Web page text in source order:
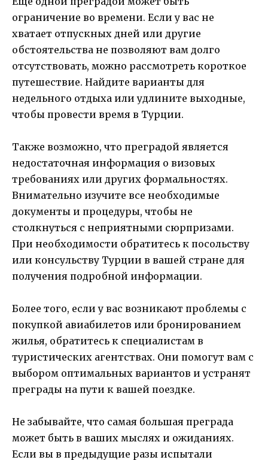
ограничение во времени. Если у вас не
хватает отпускных дней или другие
обстоятельства не позволяют вам долго
отсутствовать, можно рассмотреть короткое
путешествие. Найдите варианты для
недельного отдыха или удлините выходные,
чтобы провести время в Турции.
Также возможно, что преградой является
недостаточная информация о визовых
требованиях или других формальностях.
Внимательно изучите все необходимые
документы и процедуры, чтобы не
столкнуться с неприятными сюрпризами.
При необходимости обратитесь к посольству
или консульству Турции в вашей стране для
получения подробной информации.
Более того, если у вас возникают проблемы с
покупкой авиабилетов или бронированием
жилья, обратитесь к специалистам в
туристических агентствах. Они помогут вам с
выбором оптимальных вариантов и устранят
преграды на пути к вашей поездке.
Не забывайте, что самая большая преграда
может быть в ваших мыслях и ожиданиях.
Если вы в предыдущие разы испытали